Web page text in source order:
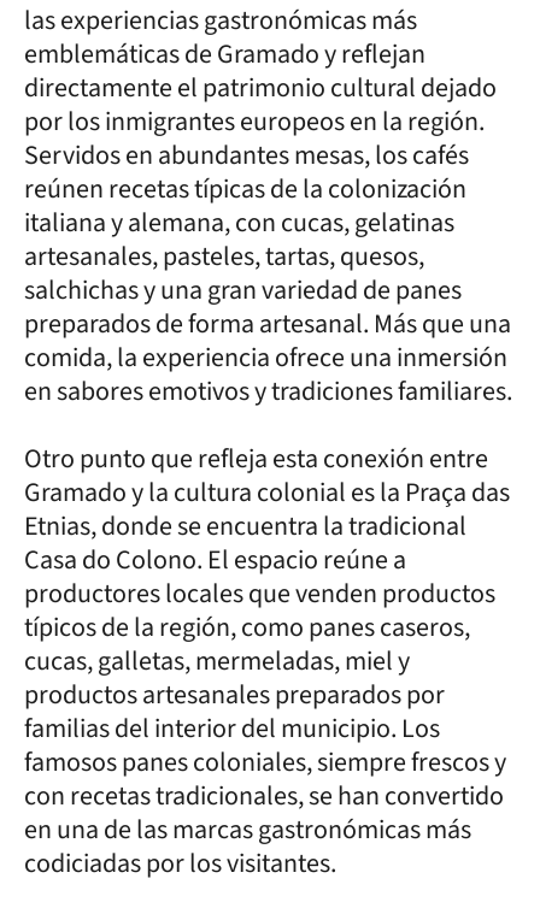
las experiencias gastronómicas más
emblemáticas de Gramado y reflejan
directamente el patrimonio cultural dejado
por los inmigrantes europeos en la región.
Servidos en abundantes mesas, los cafés
reúnen recetas típicas de la colonización
italiana y alemana, con cucas, gelatinas
artesanales, pasteles, tartas, quesos,
salchichas y una gran variedad de panes
preparados de forma artesanal. Más que una
comida, la experiencia ofrece una inmersión
en sabores emotivos y tradiciones familiares.
Otro punto que refleja esta conexión entre
Gramado y la cultura colonial es la Praça das
Etnias, donde se encuentra la tradicional
Casa do Colono. El espacio reúne a
productores locales que venden productos
típicos de la región, como panes caseros,
cucas, galletas, mermeladas, miel y
productos artesanales preparados por
familias del interior del municipio. Los
famosos panes coloniales, siempre frescos y
con recetas tradicionales, se han convertido
en una de las marcas gastronómicas más
codiciadas por los visitantes.